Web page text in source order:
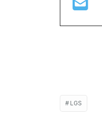
LGS